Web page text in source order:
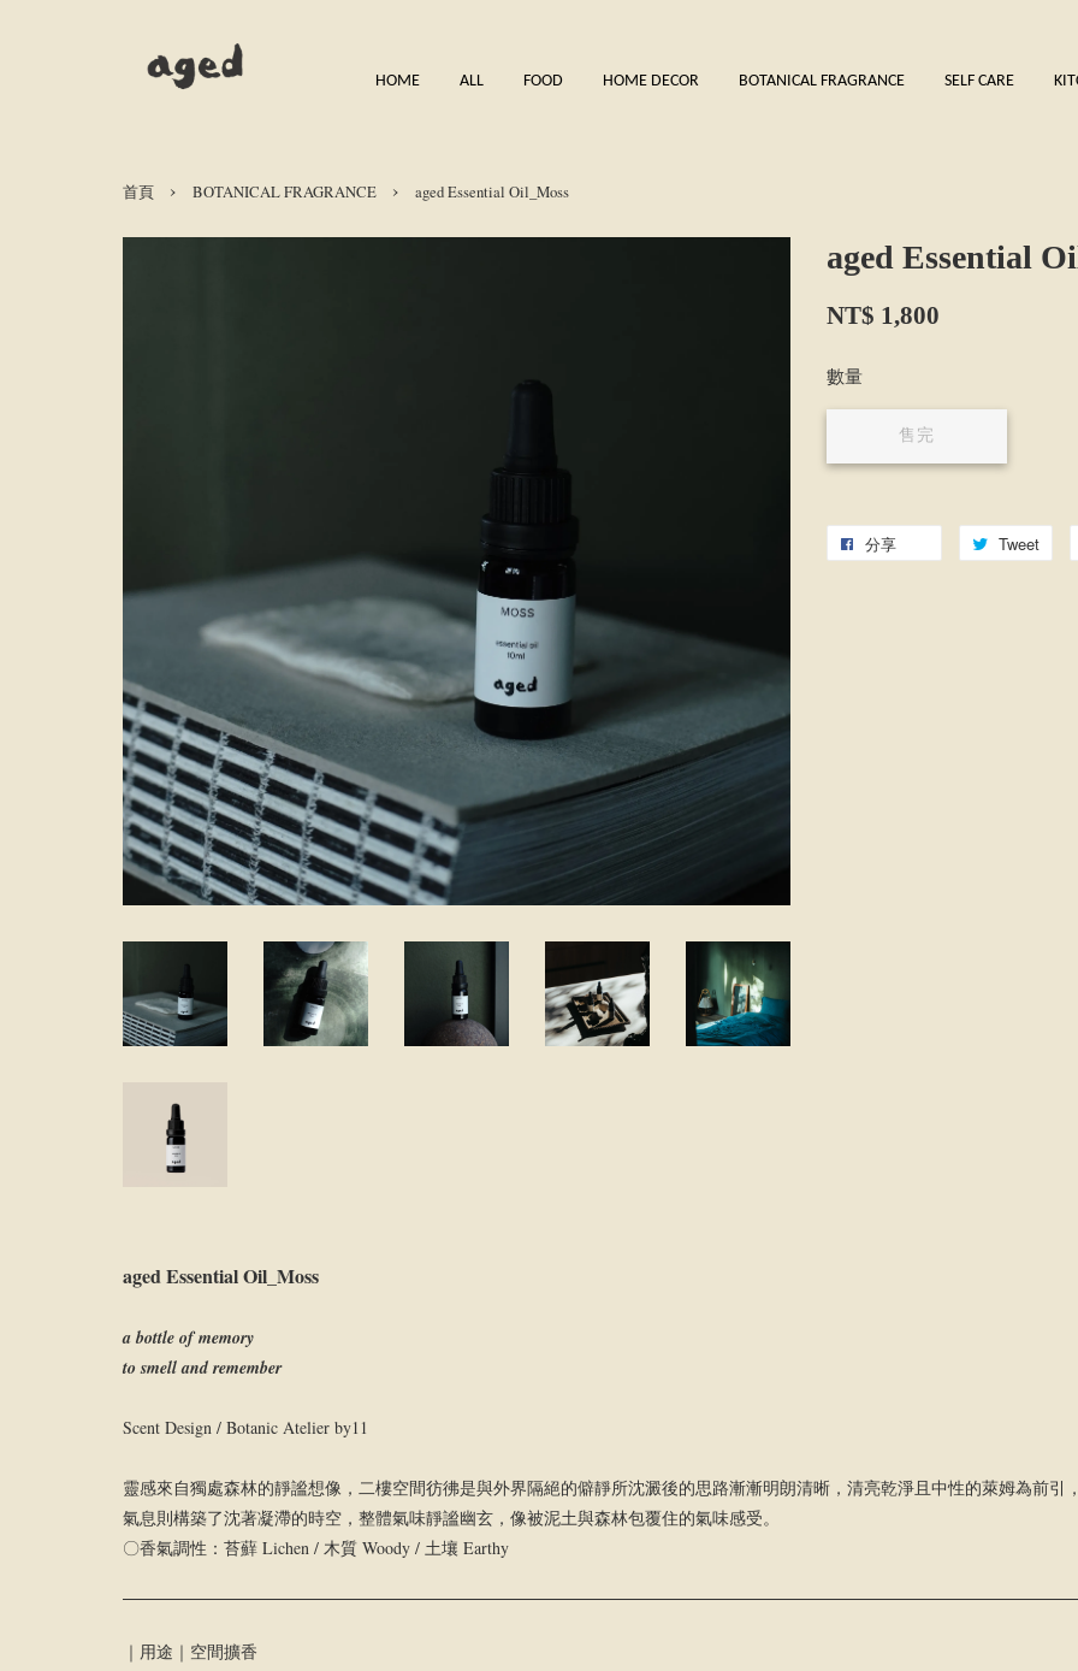
HOME ALL FOOD HOME DECOR BOTANICAL FRAGRANCE SELF CARE
首頁 › BOTANICAL FRAGRANCE › aged Essential Oil_Moss
aged Essential
NT$ 1,800
數量
售完
分享 Tweet
aged Essential Oil_Moss
a bottle of memory
to smell and remember
Scent Design / Botanic Atelier by11
靈感來⾃獨處森林的靜謐想像，⼆樓空間彷彿是與外界隔絕的僻靜所沈澱後的思路漸漸明朗清晰，清亮乾淨且中性的萊姆為前
氣息則構築了沈著凝滯的時空，整體氣味靜謐幽玄，像被泥⼟與森林包覆住的氣味感受。
〇⾹氣調性：苔蘚 Lichen / ⽊質 Woody / ⼟壤 Earthy
｜用途｜空間擴香